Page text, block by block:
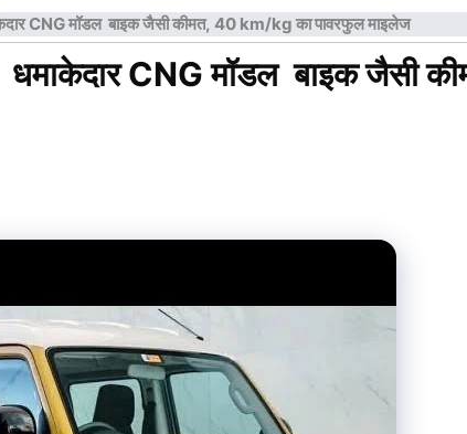
CNG मॉडल बाइक जैसी कीमत, 40 km/kg का पावरफुल माइलेज
CNG मॉडल बाइक जैसी